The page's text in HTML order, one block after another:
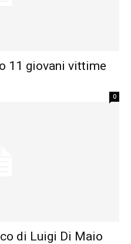
11 giovani vittime
0
di Luigi Di Maio